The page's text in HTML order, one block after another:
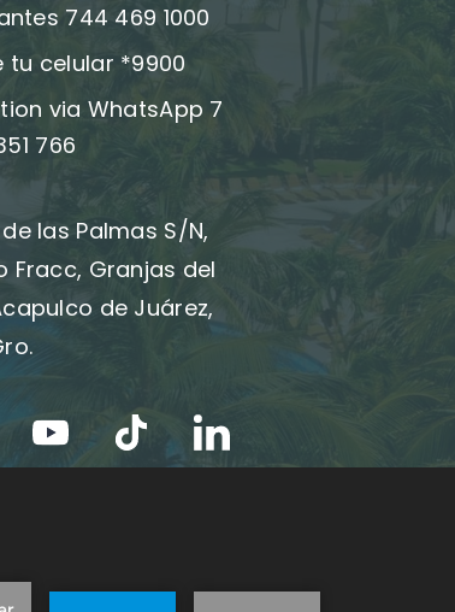
744 469 1000
tu celular *9900
via WhatsApp 7
766
las Palmas S/N,
Fracc, Granjas del
de Juárez,